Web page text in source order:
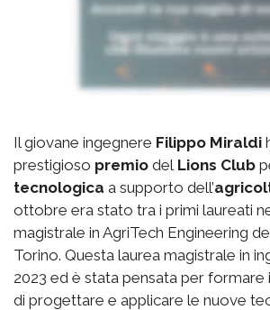
Il giovane ingegnere Filippo Miraldi
prestigioso premio del Lions Club
tecnologica a supporto dell’
ottobre era stato tra i primi laureati
magistrale in AgriTech Engineering
Torino. Questa laurea magistrale in
2023 ed è stata pensata per formare
di progettare e applicare le nuove